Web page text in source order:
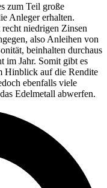
zum Teil große
Anleger erhalten.
niedrigen Zinsen
also Anleihen von
beinhalten durchaus
im Jahr. Somit gibt es
Hinblick auf die Rendite
ebenfalls viele
Edelmetall abwerfen.